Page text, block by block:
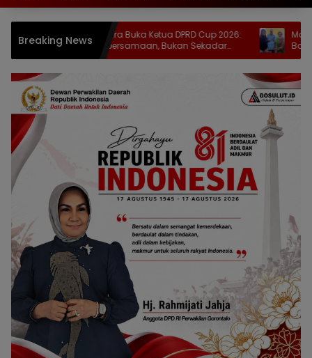
Breaking News
Zulfikar Usira Buka Ketua DPRD Cup 2026:
Ajang Kebersamaan, Bukan Sekadar
Cari Juara
Maryam
Bagikan
Stunting di